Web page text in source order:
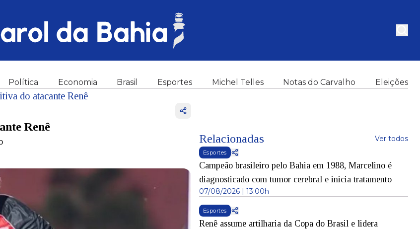
Política Economia Brasil Esportes Michel Telles Notas do Carvalho Eleições
do atacante Renê
Renê
Relacionadas Ver todos
Esportes
Campeão brasileiro pelo Bahia em 1988, Marcelino é
diagnosticado com tumor cerebral e inicia tratamento
07/08/2026 | 13:00h
Esportes
Renê assume artilharia da Copa do Brasil e lidera